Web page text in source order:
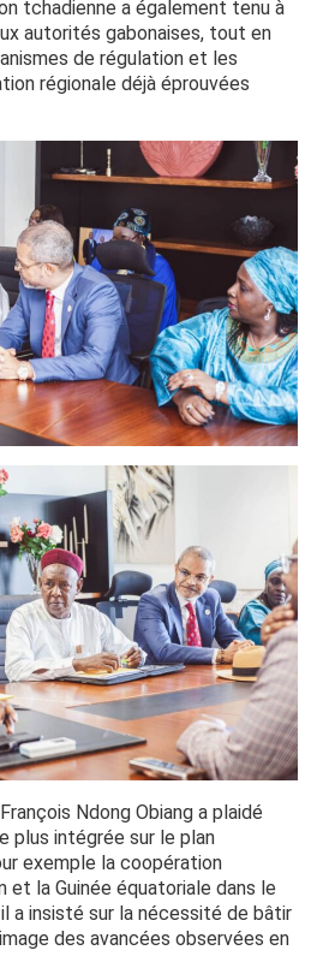
tchadienne a également tenu à
autorités gabonaises, tout en
de régulation et les
régionale déjà éprouvées
Ndong Obiang a plaidé
plus intégrée sur le plan
exemple la coopération
et la Guinée équatoriale dans le
a insisté sur la nécessité de bâtir
des avancées observées en